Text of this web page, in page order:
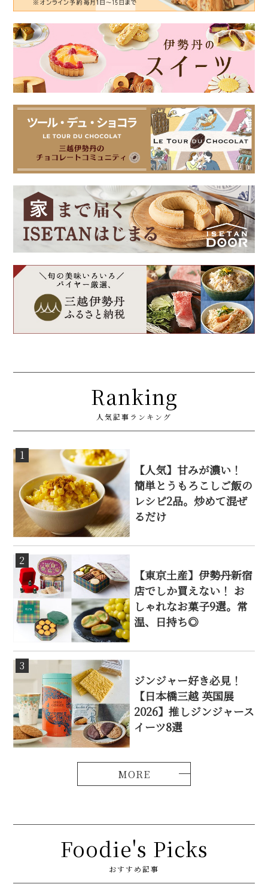
Ranking
人気記事ランキング
1
【人気】甘みが濃い！
簡単とうもろこしご飯の
レシピ2品。炒めて混ぜ
るだけ
2
【東京土産】伊勢丹新宿
店でしか買えない！ お
しゃれなお菓子9選。常
温、日持ち◎
3
ジンジャー好き必見！
【日本橋三越 英国展
2026】推しジンジャース
イーツ8選
Foodie's Picks
おすすめ記事